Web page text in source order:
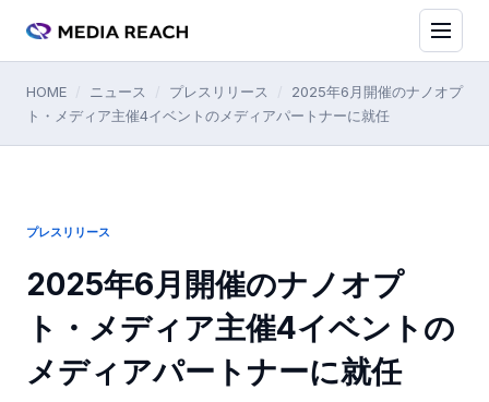
HOME ニュース プレスリリース
2025年6月開催のナノオプ
ト・メディア主催4イベントのメディアパートナーに就任
プレスリリース
2025年6月開催のナノオプ
ト・メディア主催4イベントの
メディアパートナーに就任